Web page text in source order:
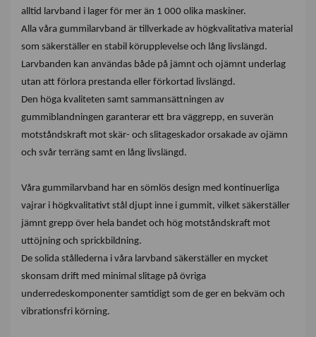
alltid larvband i lager för mer än 1 000 olika maskiner.
Alla våra gummilarvband är tillverkade av högkvalitativa material
som säkerställer en stabil körupplevelse och lång livslängd.
Larvbanden kan användas både på jämnt och ojämnt underlag
utan att förlora prestanda eller förkortad livslängd.
Den höga kvaliteten samt sammansättningen av
gummiblandningen garanterar ett bra väggrepp, en suverän
motståndskraft mot skär- och slitageskador orsakade av ojämn
och svår terräng samt en lång livslängd.
Våra gummilarvband har en sömlös design med kontinuerliga
vajrar i högkvalitativt stål djupt inne i gummit, vilket säkerställer
jämnt grepp över hela bandet och hög motståndskraft mot
uttöjning och sprickbildning.
De solida stållederna i våra larvband säkerställer en mycket
skonsam drift med minimal slitage på övriga
underredeskomponenter samtidigt som de ger en bekväm och
vibrationsfri körning.